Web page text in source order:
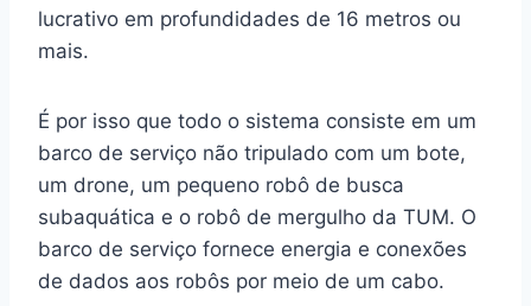
lucrativo em profundidades de 16 metros ou
mais.
É por isso que todo o sistema consiste em um
barco de serviço não tripulado com um bote,
um drone, um pequeno robô de busca
subaquática e o robô de mergulho da TUM. O
barco de serviço fornece energia e conexões
de dados aos robôs por meio de um cabo.